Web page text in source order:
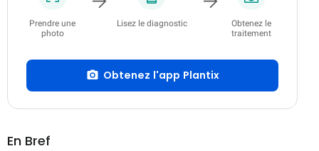
Prendre une
photo
Lisez le diagnostic
Obtenez le
traitement
Obtenez l'app Plantix
En Bref